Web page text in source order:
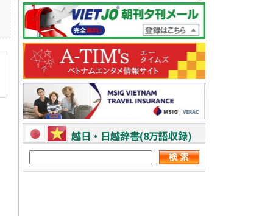
越日・日越辞書(8万語収録)